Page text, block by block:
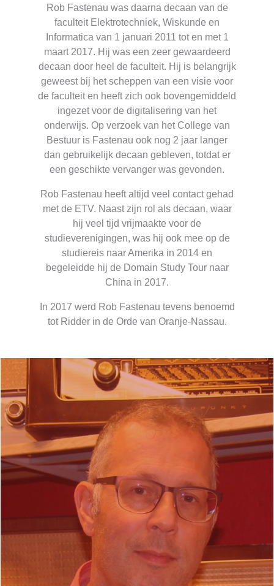
Rob Fastenau was daarna decaan van de
faculteit Elektrotechniek, Wiskunde en
Informatica van 1 januari 2011 tot en met 1
maart 2017. Hij was een zeer gewaardeerd
decaan door heel de faculteit. Hij is belangrijk
geweest bij het scheppen van een visie voor
de faculteit en heeft zich ook bovengemiddeld
ingezet voor de digitalisering van het
onderwijs. Op verzoek van het College van
Bestuur is Fastenau ook nog 2 jaar langer
dan gebruikelijk decaan gebleven, totdat er
een geschikte vervanger was gevonden.
Rob Fastenau heeft altijd veel contact gehad
met de ETV. Naast zijn rol als decaan, waar
hij veel tijd vrijmaakte voor de
studieverenigingen, was hij ook mee op de
studiereis naar Amerika in 2014 en
begeleidde hij de Domain Study Tour naar
China in 2017.
In 2017 werd Rob Fastenau tevens benoemd
tot Ridder in de Orde van Oranje-Nassau.